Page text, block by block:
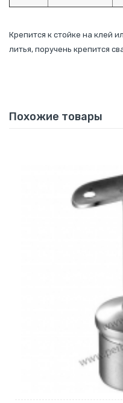
Крепится к стойке на клей
литья, поручень крепится
Похожие товары